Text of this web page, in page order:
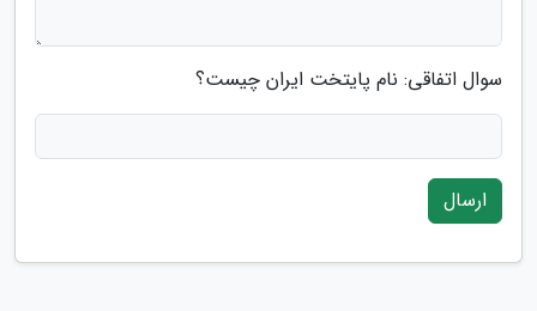
سوال اتفاقی: نام پایتخت ایران چیست؟
ارسال